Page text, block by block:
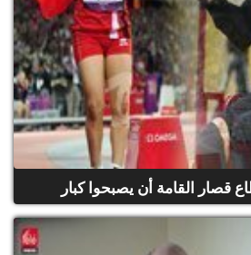
قصار القامة أن يصبحوا كبار